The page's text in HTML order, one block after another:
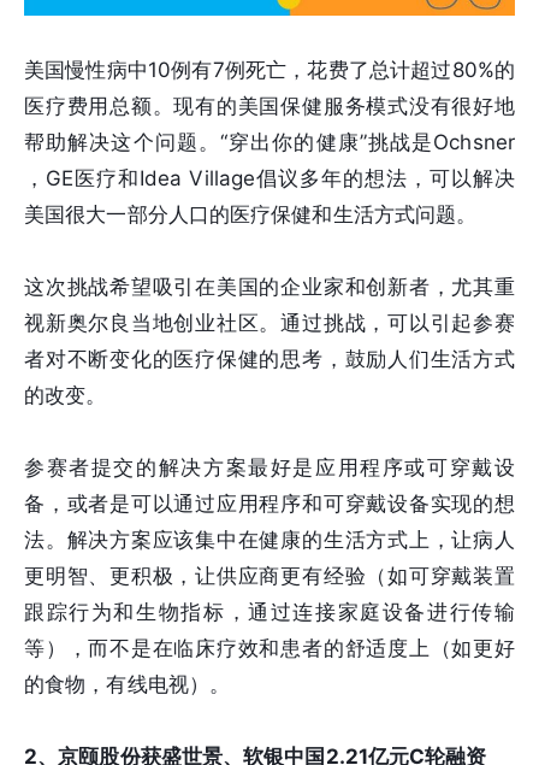
美国慢性病中10例有7例死亡，花费了总计超过80%的
医疗费用总额。现有的美国保健服务模式没有很好地
帮助解决这个问题。“穿出你的健康”挑战是Ochsner
，GE医疗和Idea Village倡议多年的想法，可以解决
美国很大一部分人口的医疗保健和生活方式问题。
这次挑战希望吸引在美国的企业家和创新者，尤其重
视新奥尔良当地创业社区。通过挑战，可以引起参赛
者对不断变化的医疗保健的思考，鼓励人们生活方式
的改变。
参赛者提交的解决方案最好是应用程序或可穿戴设
备，或者是可以通过应用程序和可穿戴设备实现的想
法。解决方案应该集中在健康的生活方式上，让病人
更明智、更积极，让供应商更有经验（如可穿戴装置
跟踪行为和生物指标，通过连接家庭设备进行传输
等），而不是在临床疗效和患者的舒适度上（如更好
的食物，有线电视）。
2、京颐股份获盛世景、软银中国2.21亿元C轮融资